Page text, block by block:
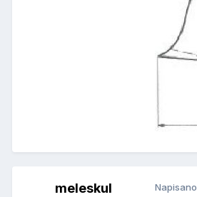
meleskul Napisano